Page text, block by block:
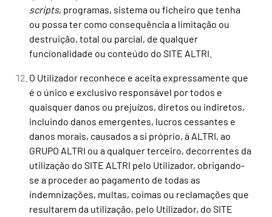
scripts, programas, sistema ou ficheiro que tenha
ou possa ter como consequência a limitação ou
destruição, total ou parcial, de qualquer
funcionalidade ou conteúdo do SITE ALTRI.
O Utilizador reconhece e aceita expressamente que
é o único e exclusivo responsável por todos e
quaisquer danos ou prejuízos, diretos ou indiretos,
incluindo danos emergentes, lucros cessantes e
danos morais, causados a si próprio, à ALTRI, ao
GRUPO ALTRI ou a qualquer terceiro, decorrentes da
utilização do SITE ALTRI pelo Utilizador, obrigando-
se a proceder ao pagamento de todas as
indemnizações, multas, coimas ou reclamações que
resultarem da utilização, pelo Utilizador, do SITE